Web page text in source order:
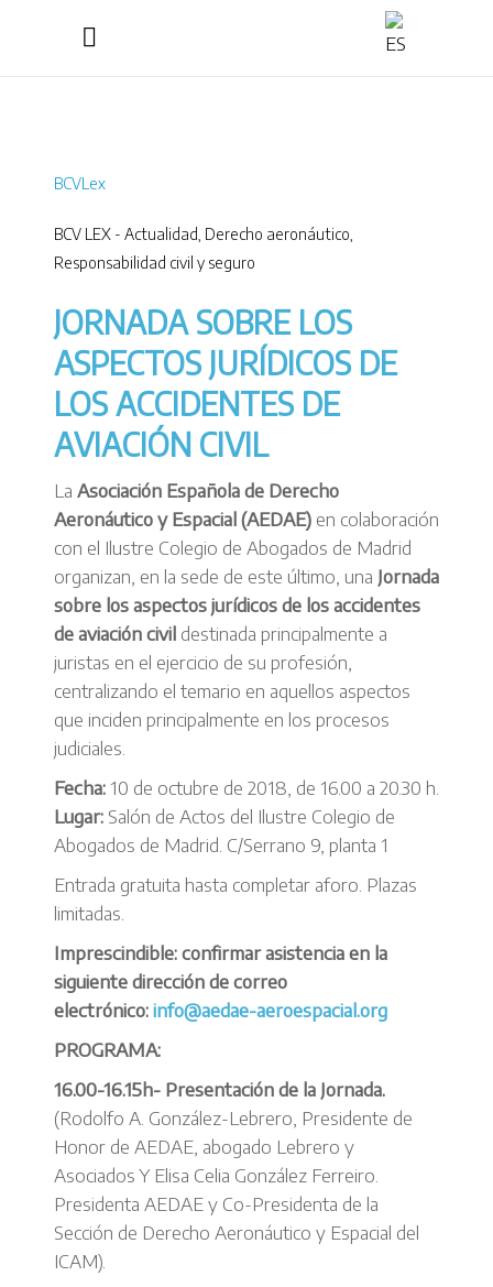
BCVLex
BCV LEX - Actualidad Derecho aeronáutico
Responsabilidad civil y seguro
JORNADA SOBRE LOS
ASPECTOS JURÍDICOS DE
LOS ACCIDENTES DE
AVIACIÓN CIVIL
La Asociación Española de Derecho
Aeronáutico y Espacial (AEDAE) en colaboración
con el Ilustre Colegio de Abogados de Madrid
organizan, en la sede de este último, una Jornada
sobre los aspectos jurídicos de los accidentes
de aviación civil destinada principalmente a
juristas en el ejercicio de su profesión,
centralizando el temario en aquellos aspectos
que inciden principalmente en los procesos
judiciales.
Fecha: 10 de octubre de 2018, de 16.00 a 20.30 h.
Lugar: Salón de Actos del Ilustre Colegio de
Abogados de Madrid. C/Serrano 9, planta 1
Entrada gratuita hasta completar aforo. Plazas
limitadas.
Imprescindible: confirmar asistencia en la
siguiente dirección de correo
electrónico:info@aedae-aeroespacial.org
PROGRAMA:
16.00-16.15h- Presentación de la Jornada.
(Rodolfo A. González-Lebrero, Presidente de
Honor de AEDAE, abogado Lebrero y
Asociados Y Elisa Celia González Ferreiro.
Presidenta AEDAE y Co-Presidenta de la
Sección de Derecho Aeronáutico y Espacial del
ICAM).